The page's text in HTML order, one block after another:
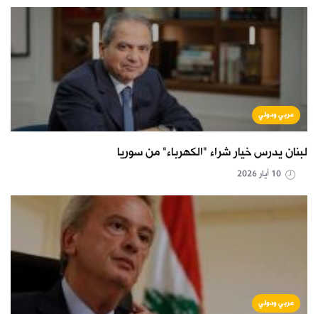
عربي ودولي
لبنان يدرس خيار شراء "الكهرباء" من سوريا
عربي ودولي